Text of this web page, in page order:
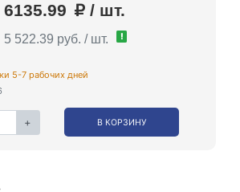
6135.99 / шт.
5 522.39 руб. / шт. !
5-7 рабочих дней
+ В КОРЗИНУ